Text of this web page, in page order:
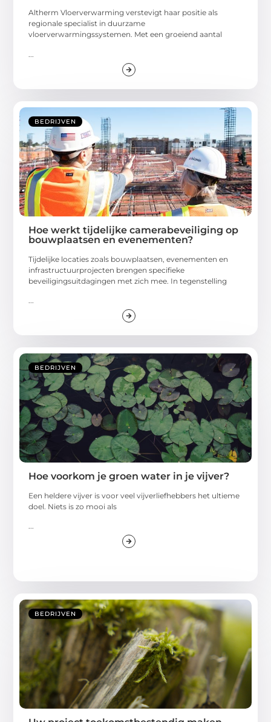
Altherm Vloerverwarming verstevigt haar positie als
regionale specialist in duurzame
vloerverwarmingssystemen. Met een groeiend aantal
BEDRIJVEN
Hoe werkt tijdelijke camerabeveiliging op
bouwplaatsen en evenementen?
Tijdelijke locaties zoals bouwplaatsen, evenementen en
infrastructuurprojecten brengen specifieke
beveiligingsuitdagingen met zich mee. In tegenstelling
BEDRIJVEN
Hoe voorkom je groen water in je vijver?
Een heldere vijver is voor veel vijverliefhebbers het ultieme
doel. Niets is zo mooi als
...
BEDRIJVEN